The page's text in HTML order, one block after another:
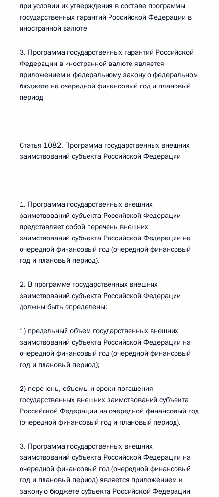
при условии их утверждения в составе программы
государственных гарантий Российской Федерации в
иностранной валюте.
3. Программа государственных гарантий Российской
Федерации в иностранной валюте является
приложением к федеральному закону о федеральном
бюджете на очередной финансовый год и плановый
период.
Статья 1082. Программа государственных внешних
заимствований субъекта Российской Федерации
1. Программа государственных внешних
заимствований субъекта Российской Федерации
представляет собой перечень внешних
заимствований субъекта Российской Федерации на
очередной финансовый год (очередной финансовый
год и плановый период).
2. В программе государственных внешних
заимствований субъекта Российской Федерации
должны быть определены:
1) предельный объем государственных внешних
заимствований субъекта Российской Федерации на
очередной финансовый год (очередной финансовый
год и плановый период);
2) перечень, объемы и сроки погашения
государственных внешних заимствований субъекта
Российской Федерации на очередной финансовый год
(очередной финансовый год и плановый период).
3. Программа государственных внешних
заимствований субъекта Российской Федерации на
очередной финансовый год (очередной финансовый
год и плановый период) является приложением к
закону о бюджете субъекта Российской Федерации